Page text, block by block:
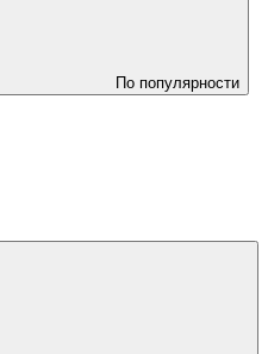
По популярности